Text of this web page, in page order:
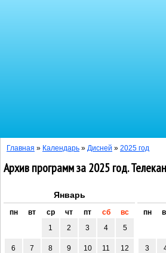
Главная » Календарь » Дисней » 2025 год
Архив программ за 2025 год.
Январь
пн вт ср чт пт сб
вс
1
2 3 4 5
6 7 8 9 10 11 12
пн
3